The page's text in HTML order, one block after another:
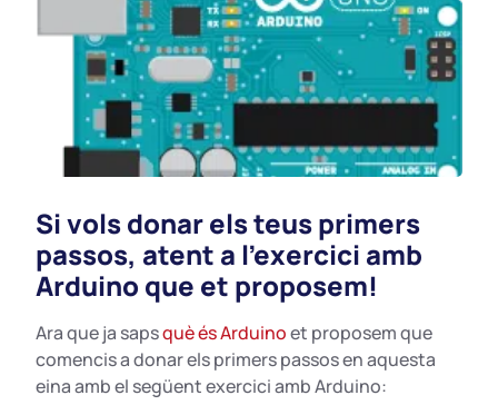
Si vols donar els teus primers
passos, atent a l’exercici amb
Arduino que et proposem!
Ara que ja sapsquè és Arduinoet proposem que
comencis a donar els primers passos en aquesta
eina amb el següent exercici amb Arduino: